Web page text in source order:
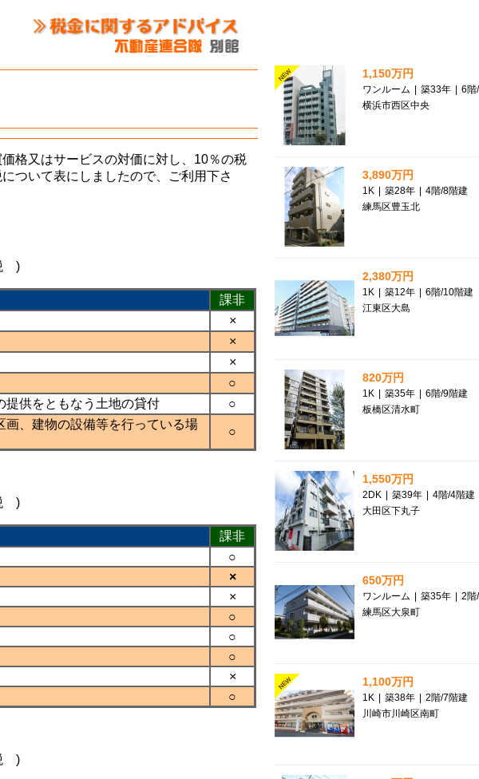
格又はサービスの対価に対し、10％の税
ついて表にしましたので、ご利用下さ
)
課非
×
×
×
○
提供をともなう土地の貸付
○
画、建物の設備等を行っている場
○
)
課非
○
×
×
○
○
○
×
○
)
NEW 1,150万円
ワンルーム 築33年 6階/
横浜市西区中央
3,890万円
1K 築28年 4階/8階建
練馬区豊玉北
2,380万円
1K 築12年 6階/10階建
江東区大島
820万円
1K 築35年 6階/9階建
板橋区清水町
1,550万円
2DK 築39年 4階/4階建
大田区下丸子
650万円
ワンルーム 築35年 2階/
練馬区大泉町
NEW 1,100万円
1K 築38年 2階/7階建
川崎市川崎区南町